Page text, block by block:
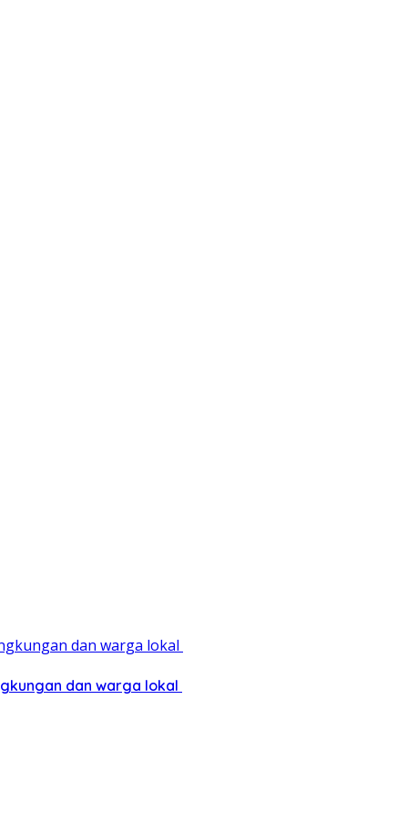
dan warga lokal